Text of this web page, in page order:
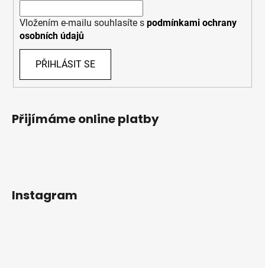
Vložením e-mailu souhlasíte s podmínkami ochrany
osobních údajů
PŘIHLÁSIT SE
Přijímáme online platby
Instagram